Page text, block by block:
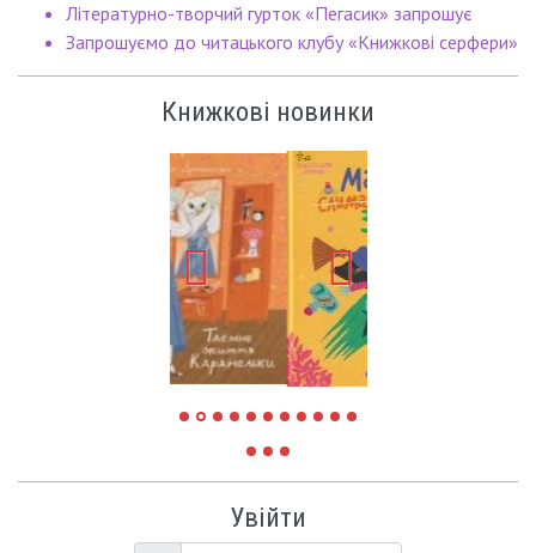
Літературно-творчий гурток «Пегасик» запрошує
Запрошуємо до читацького клубу «Книжкові серфери»
Книжкові новинки
Увійти